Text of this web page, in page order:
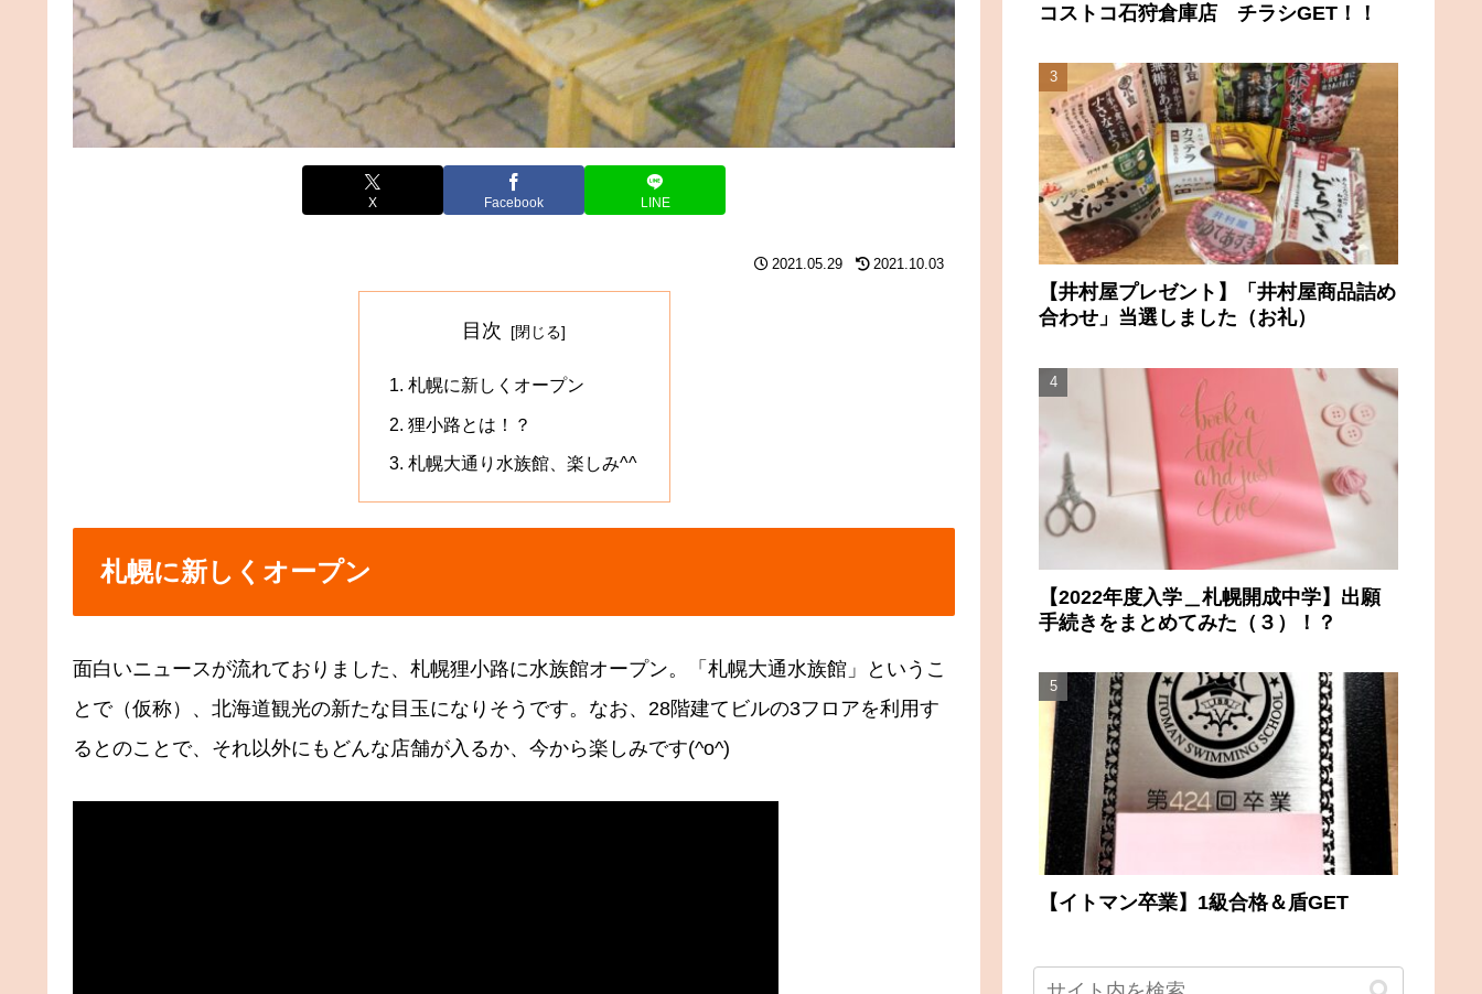
X Facebook LINE
2021.05.29 2021.10.03
目次
札幌に新しくオープン
狸小路とは！？
札幌大通り水族館、楽しみ^^
札幌に新しくオープン
面白いニュースが流れておりました、札幌狸小路に水族館オープン。「札幌大通水族館」というこ
とで（仮称）、北海道観光の新たな目玉になりそうです。なお、28階建てビルの3フロアを利用す
るとのことで、それ以外にもどんな店舗が入るか、今から楽しみです(^o^)
コストコ石狩倉庫店 チラシGET！！
【井村屋プレゼント】「井村屋商品詰め
合わせ」当選しました（お礼）
【2022年度入学＿札幌開成中学】出願
手続きをまとめてみた（３）！？
【イトマン卒業】1級合格＆盾GET